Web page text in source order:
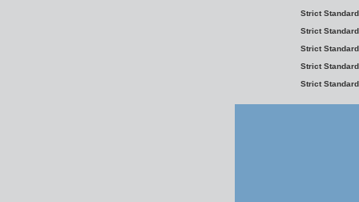
Strict
Strict
Strict
Strict
Strict